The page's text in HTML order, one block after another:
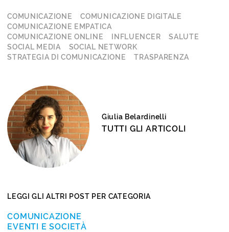
COMUNICAZIONE
COMUNICAZIONE DIGITALE
COMUNICAZIONE EMPATICA
COMUNICAZIONE ONLINE
INFLUENCER
SALUTE
SOCIAL MEDIA
SOCIAL NETWORK
STRATEGIA DI COMUNICAZIONE
TRASPARENZA
Giulia Belardinelli
TUTTI GLI ARTICOLI
LEGGI GLI ALTRI POST PER CATEGORIA
COMUNICAZIONE
EVENTI E SOCIETÀ